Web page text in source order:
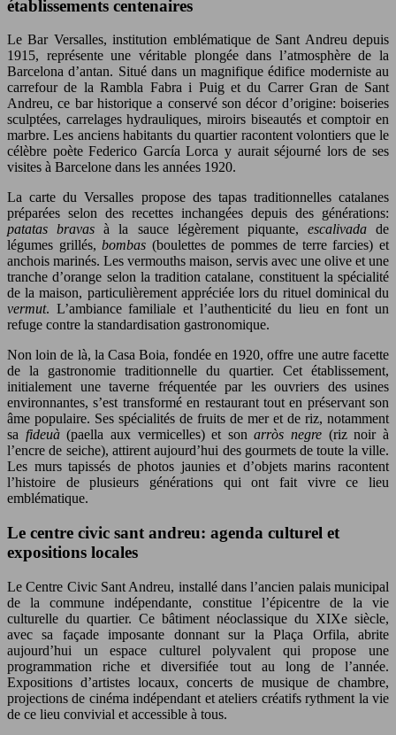
établissements centenaires
Le Bar Versalles, institution emblématique de Sant Andreu depuis
1915, représente une véritable plongée dans l’atmosphère de la
Barcelona d’antan. Situé dans un magnifique édifice moderniste au
carrefour de la Rambla Fabra i Puig et du Carrer Gran de Sant
Andreu, ce bar historique a conservé son décor d’origine: boiseries
sculptées, carrelages hydrauliques, miroirs biseautés et comptoir en
marbre. Les anciens habitants du quartier racontent volontiers que le
célèbre poète Federico García Lorca y aurait séjourné lors de ses
visites à Barcelone dans les années 1920.
La carte du Versalles propose des tapas traditionnelles catalanes
préparées selon des recettes inchangées depuis des générations:
patatas bravas à la sauce légèrement piquante, escalivadade
légumes grillés,bombas (boulettes de pommes de terre farcies) et
anchois marinés. Les vermouths maison, servis avec une olive et une
tranche d’orange selon la tradition catalane, constituent la spécialité
de la maison, particulièrement appréciée lors du rituel dominical du
vermut. L’ambiance familiale et l’authenticité du lieu en font un
refuge contre la standardisation gastronomique.
Non loin de là, la Casa Boia, fondée en 1920, offre une autre facette
de la gastronomie traditionnelle du quartier. Cet établissement,
initialement une taverne fréquentée par les ouvriers des usines
environnantes, s’est transformé en restaurant tout en préservant son
âme populaire. Ses spécialités de fruits de mer et de riz, notamment
sa fideuà(paella aux vermicelles) et sonarròs negre (riz noir à
l’encre de seiche), attirent aujourd’hui des gourmets de toute la ville.
Les murs tapissés de photos jaunies et d’objets marins racontent
l’histoire de plusieurs générations qui ont fait vivre ce lieu
emblématique.
Le centre civic sant andreu: agenda culturel et
expositions locales
Le Centre Civic Sant Andreu, installé dans l’ancien palais municipal
de la commune indépendante, constitue l’épicentre de la vie
culturelle du quartier. Ce bâtiment néoclassique du XIXe siècle,
avec sa façade imposante donnant sur la Plaça Orfila, abrite
aujourd’hui un espace culturel polyvalent qui propose une
programmation riche et diversifiée tout au long de l’année.
Expositions d’artistes locaux, concerts de musique de chambre,
projections de cinéma indépendant et ateliers créatifs rythment la vie
de ce lieu convivial et accessible à tous.